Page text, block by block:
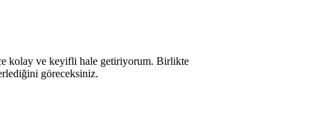
kolay ve keyifli hale getiriyorum. Birlikte
göreceksiniz.